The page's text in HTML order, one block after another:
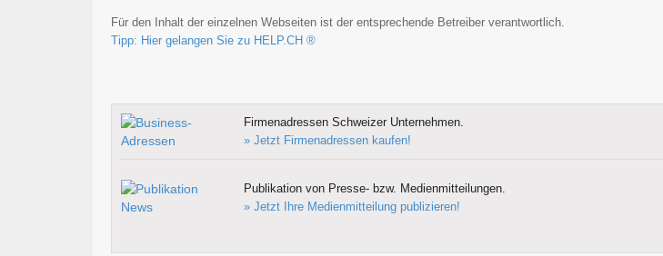
Für den Inhalt der einzelnen Webseiten ist der entsprechende Betreiber verantwortlich.
Tipp: Hier gelangen Sie zu HELP.CH ®
Firmenadressen Schweizer Unternehmen.
» Jetzt Firmenadressen kaufen!
Publikation von Presse- bzw. Medienmitteilungen.
» Jetzt Ihre Medienmitteilung publizieren!